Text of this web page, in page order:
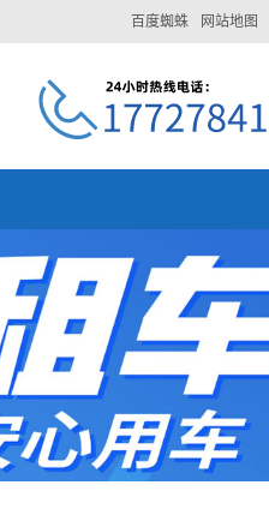
网站地图
百度蜘蛛